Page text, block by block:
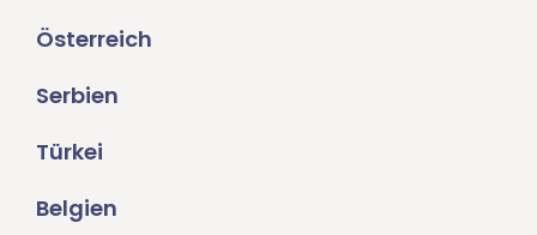
Österreich
Serbien
Türkei
Belgien